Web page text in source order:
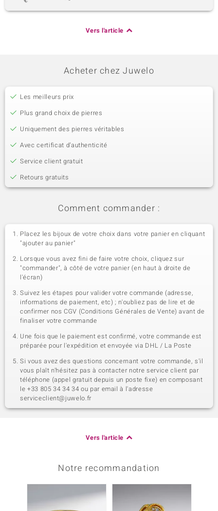
Vers l'article
Acheter chez Juwelo
Les meilleurs prix
Plus grand choix de pierres
Uniquement des pierres véritables
Avec certificat d’authenticité
Service client gratuit
Retours gratuits
Comment commander :
Placez les bijoux de votre choix dans votre panier en cliquant
"ajouter au panier"
Lorsque vous avez fini de faire votre choix, cliquez sur
"commander", à côté de votre panier (en haut à droite de
l'écran)
Suivez les étapes pour valider votre commande (adresse,
informations de paiement, etc) ; n'oubliez pas de lire et de
confirmer nos CGV (Conditions Générales de Vente) avant de
finaliser votre commande
Une fois que le paiement est confirmé, votre commande est
préparée pour l'expédition et envoyée via DHL / La Poste
Si vous avez des questions concernant votre commande, s'il
vous plaît n'hésitez pas à contacter notre service client par
téléphone (appel gratuit depuis un poste fixe) en composant
le +33 805 34 34 34 ou par email à l'adresse
serviceclient@juwelo.fr
Vers l'article
Notre recommandation